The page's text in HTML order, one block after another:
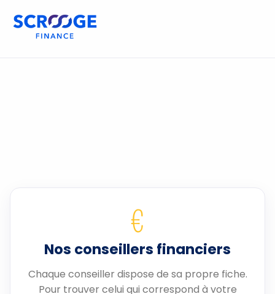
€
Nos conseillers financiers
Chaque conseiller dispose de sa propre fiche.
Pour trouver celui qui correspond à votre